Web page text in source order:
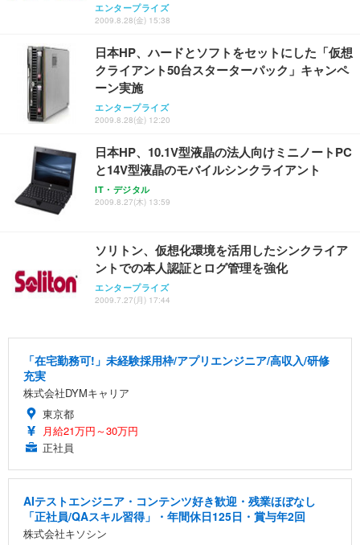
エンタープライズ
2009.8.28(金) 15:38
日本HP、ハードとソフトをセットにした「仮想
クライアント50台スターターパック」キャンペ
ーン実施
エンタープライズ
2009.8.28(金) 12:20
日本HP、10.1V型液晶の法人向けミニノートPC
と14V型液晶のモバイルシンクライアント
IT・デジタル
2009.8.27(木) 13:59
ソリトン、仮想化環境を活用したシンクライア
ントでの本人認証とログ管理を強化
エンタープライズ
2009.7.27(月) 17:44
「在宅勤務可!」未経験採用枠/アプリエンジニア/高収入/研修
充実
株式会社DYMキャリア
東京都
月給21万円～30万円
正社員
AIテストエンジニア・コンテンツ好き歓迎・残業ほぼなし
「正社員/QAスキル習得」・年間休日125日・賞与年2回
株式会社キソシン